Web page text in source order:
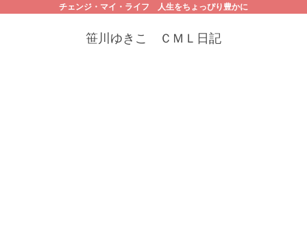
チェンジ・マイ・ライフ 人生をちょっぴり豊かに
笹川ゆきこ ＣＭＬ日記